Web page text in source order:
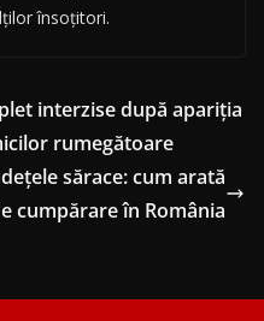
însoțitori.
interzise după apariţia
rumegătoare
sărace: cum arată
cumpărare în România